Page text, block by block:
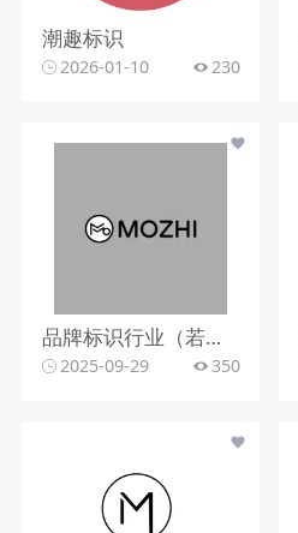
潮趣标识
2026-01-10 230
品牌标识行业（若从标识设计角度）
2025-09-29 350